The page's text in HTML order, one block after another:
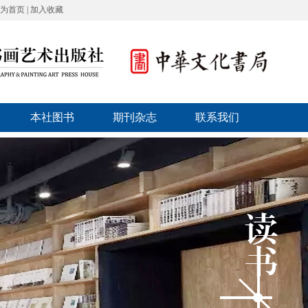
首页 加入收藏
本社图书 期刊杂志 联系我们